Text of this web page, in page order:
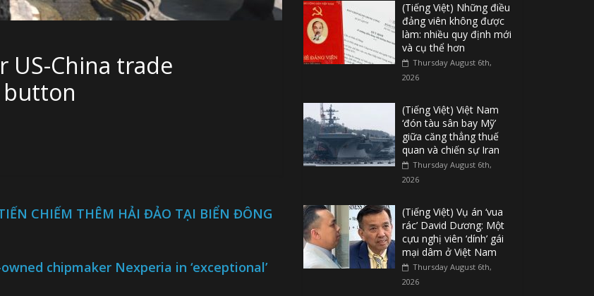
US-China trade
button
CHIẾM THÊM HẢI ĐẢO TẠI BIỂN ĐÔNG
chipmaker Nexperia in ‘exceptional’
(Tiếng Việt) Những điều
đảng viên không được
làm: nhiều quy định mới
và cụ thể hơn
Thursday August 6th,
2026
(Tiếng Việt) Việt Nam
‘đón tàu sân bay Mỹ’
giữa căng thẳng thuế
quan và chiến sự Iran
Thursday August 6th,
2026
(Tiếng Việt) Vụ án ‘vua
rác’ David Dương: Một
cựu nghị viên ‘dính’ gái
mại dâm ở Việt Nam
Thursday August 6th,
2026